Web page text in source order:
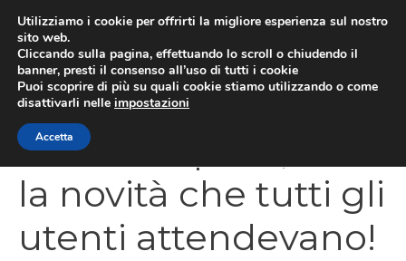
contenuto
Photoshop 19.1, ecco
la novità che tutti gli
utenti attendevano!
Utilizziamo i cookie per offrirti la migliore esperienza sul nostro
sito web.
Cliccando sulla pagina, effettuando lo scroll o chiudendo il
banner, presti il consenso all’uso di tutti i cookie
Puoi scoprire di più su quali cookie stiamo utilizzando o come
disattivarli nelle impostazioni
Accetta